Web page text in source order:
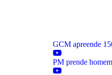
GCM apreende
PM prende